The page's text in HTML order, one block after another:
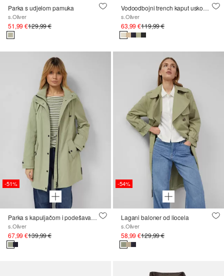
Parka s udjelom pamuka
s.Oliver
51,99 €129,99 €
Vodoodbojni trench kaput uskog kroja
s.Oliver
63,99 €119,99 €
-51%
Parka s kapuljačom i podešavanjem struka
s.Oliver
67,99 €139,99 €
-54%
Lagani baloner od liocela
s.Oliver
58,99 €129,99 €